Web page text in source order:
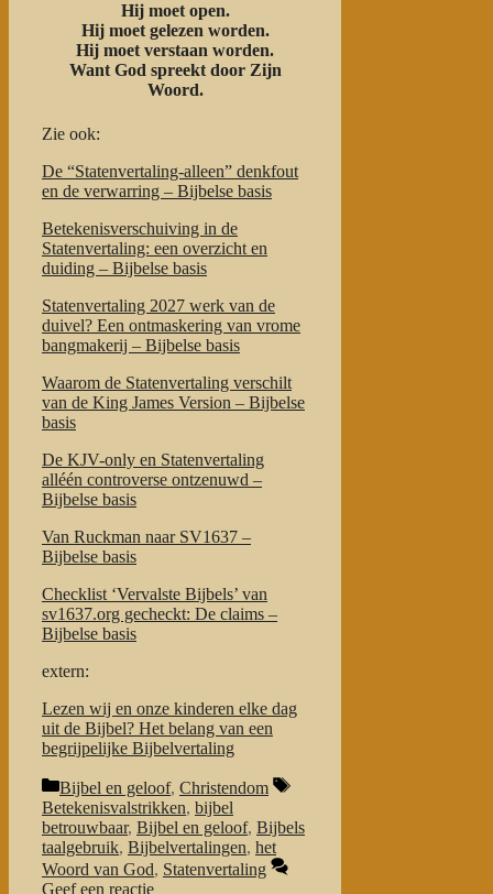
Hij moet open.
Hij moet gelezen worden.
Hij moet verstaan worden.
Want God spreekt door Zijn
Woord.
Zie ook:
De “Statenvertaling-alleen” denkfout
en de verwarring – Bijbelse basis
Betekenisverschuiving in de
Statenvertaling: een overzicht en
duiding – Bijbelse basis
Statenvertaling 2027 werk van de
duivel? Een ontmaskering van vrome
bangmakerij – Bijbelse basis
Waarom de Statenvertaling verschilt
van de King James Version – Bijbelse
basis
De KJV-only en Statenvertaling
alléén controverse ontzenuwd –
Bijbelse basis
Van Ruckman naar SV1637 –
Bijbelse basis
Checklist ‘Vervalste Bijbels’ van
sv1637.org gecheckt: De claims –
Bijbelse basis
extern:
Lezen wij en onze kinderen elke dag
uit de Bijbel? Het belang van een
begrijpelijke Bijbelvertaling
Categorieën
Bijbel en geloof, Christendom
Tags
Betekenisvalstrikken, bijbel
betrouwbaar, Bijbel en geloof, Bijbels
taalgebruik, Bijbelvertalingen, het
Woord van God, Statenvertaling
Geef een reactie